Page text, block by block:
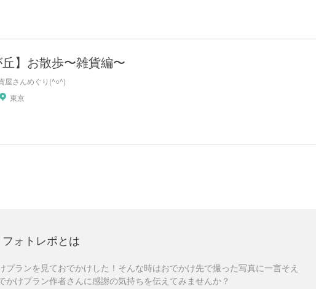
】お散歩〜雑貨編〜
屋さんめぐり(^○^)
東京
フォトレポとは
プランを見ておでかけした！そんな時はおでかけ先で撮った写真に一言そえ
かけプラン作者さんに感謝の気持ちを伝えてみませんか？